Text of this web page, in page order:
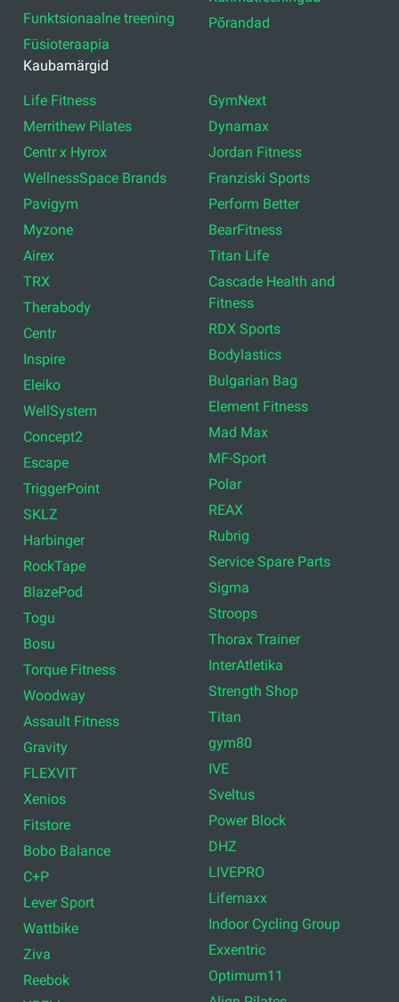
Funktsionaalne treening
Füsioteraapia
Põrandad
Kaubamärgid
Life Fitness
Merrithew Pilates
Centr x Hyrox
WellnessSpace Brands
Pavigym
Myzone
Airex
TRX
Therabody
Centr
Inspire
Eleiko
WellSystem
Concept2
Escape
TriggerPoint
SKLZ
Harbinger
RockTape
BlazePod
Togu
Bosu
Torque Fitness
Woodway
Assault Fitness
Gravity
FLEXVIT
Xenios
Fitstore
Bobo Balance
C+P
Lever Sport
Wattbike
Ziva
Reebok
GymNext
Dynamax
Jordan Fitness
Franziski Sports
Perform Better
BearFitness
Titan Life
Cascade Health and
Fitness
RDX Sports
Bodylastics
Bulgarian Bag
Element Fitness
Mad Max
MF-Sport
Polar
REAX
Rubrig
Service Spare Parts
Sigma
Stroops
Thorax Trainer
InterAtletika
Strength Shop
Titan
gym80
IVE
Sveltus
Power Block
DHZ
LIVEPRO
Lifemaxx
Indoor Cycling Group
Exxentric
Optimum11